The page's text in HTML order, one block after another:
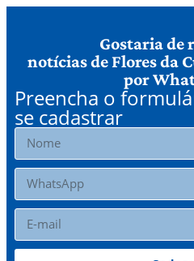
Gostaria de
notícias de Flores da
por
Preencha o
se cadastrar